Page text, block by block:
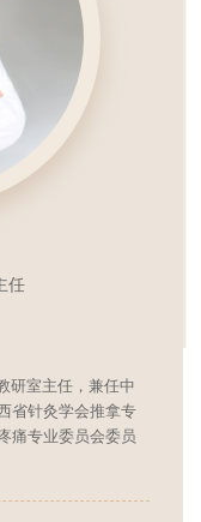
任
研室主任，兼任中
省针灸学会推拿专
痛专业委员会委员